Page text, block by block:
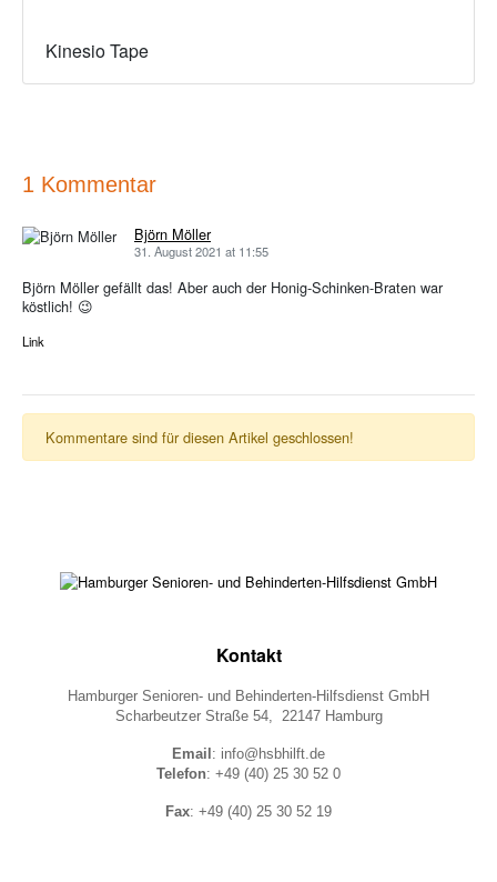
Kinesio Tape
1 Kommentar
Björn Möller
31. August 2021 at 11:55
Björn Möller gefällt das! Aber auch der Honig-Schinken-Braten war
köstlich! 😉
Link
Kommentare sind für diesen Artikel geschlossen!
Kontakt
Hamburger Senioren- und Behinderten-Hilfsdienst GmbH
Scharbeutzer Straße 54, 22147 Hamburg
Email : info@hsbhilft.de
Telefon: +49 (40) 25 30 52 0
Fax: +49 (40) 25 30 52 19